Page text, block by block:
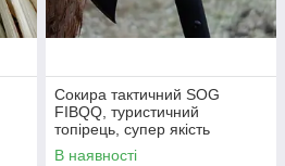
Сокира тактичний SOG
FIBQQ, туристичний
топірець, супер якість
В наявності